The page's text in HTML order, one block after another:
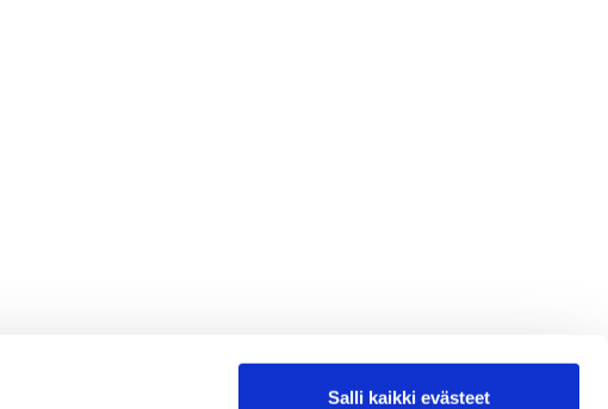
Salli kaikki evästeet